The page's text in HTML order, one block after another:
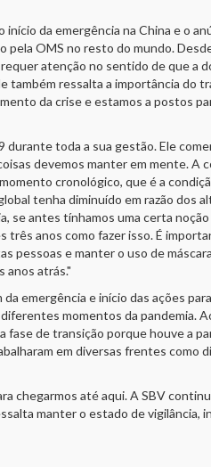
da emergência na China e o
OMS no resto do mundo.
atenção no sentido de que a
também ressalta a importância do
da crise e estamos a postos
toda a sua gestão. Ele
devemos manter em mente. A
cronológico, que é a
tenha diminuído em razão dos
se antes tínhamos uma certa
anos como fazer isso. É
pessoas e manter o uso de
anos atrás."
emergência e início das ações
momentos da pandemia.
de transição porque houve a
em diversas frentes como
chegarmos até aqui. A SBV
manter o estado de vigilância,